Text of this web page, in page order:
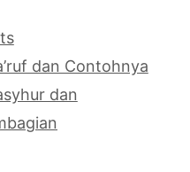
dan Contohnya
dan